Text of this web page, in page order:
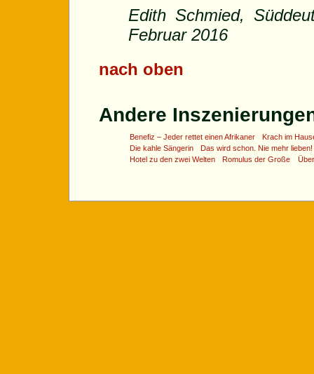
Edith Schmied,
Februar 2016
nach oben
Andere
Benefiz – Jeder rettet einen Afrikaner
Krach im
Die kahle Sängerin
Das wird schon. Nie mehr lieben!
Hotel zu den zwei Welten
Romulus der Große